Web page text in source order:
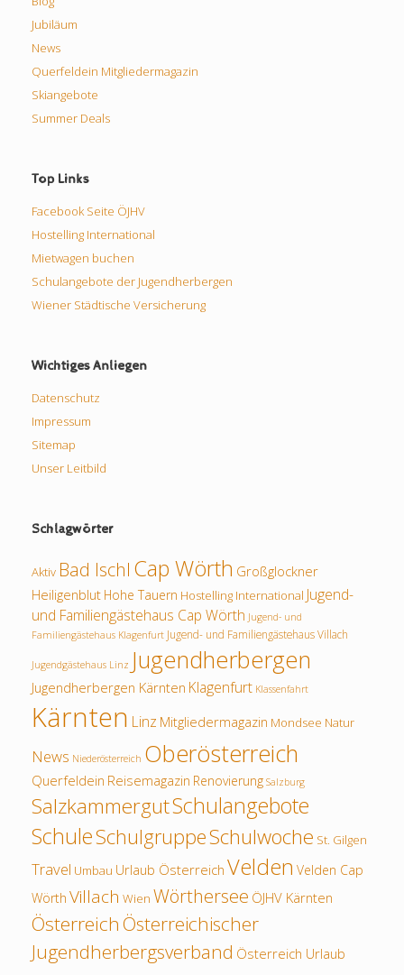
Jubiläum
News
Querfeldein Mitgliedermagazin
Skiangebote
Summer Deals
Top Links
Facebook Seite ÖJHV
Hostelling International
Mietwagen buchen
Schulangebote der Jugendherbergen
Wiener Städtische Versicherung
Wichtiges Anliegen
Datenschutz
Impressum
Sitemap
Unser Leitbild
Schlagwörter
Aktiv Bad Ischl Cap Wörth Großglockner
Heiligenblut Hohe Tauern Hostelling International Jugend-
und Familiengästehaus Cap Wörth Jugend- und
Familiengästehaus Klagenfurt Jugend- und Familiengästehaus Villach
Jugendgästehaus Linz Jugendherbergen
Jugendherbergen Kärnten Klagenfurt Klassenfahrt
Kärnten Linz Mitgliedermagazin Mondsee Natur
News Niederösterreich Oberösterreich
Querfeldein Reisemagazin Renovierung Salzburg
SalzkammergutSchulangebote
SchuleSchulgruppeSchulwoche St. Gilgen
Travel Umbau Urlaub Österreich Velden Velden Cap
Wörth Villach Wien Wörthersee ÖJHV Kärnten
Österreich Österreichischer
Jugendherbergsverband Österreich Urlaub